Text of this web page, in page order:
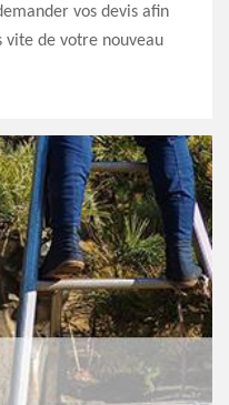
vos devis afin
vite de votre nouveau